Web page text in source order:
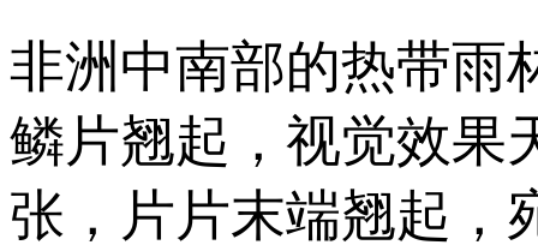
非洲中南部的热带雨
鳞片翘起，视觉效果
张，片片末端翘起，